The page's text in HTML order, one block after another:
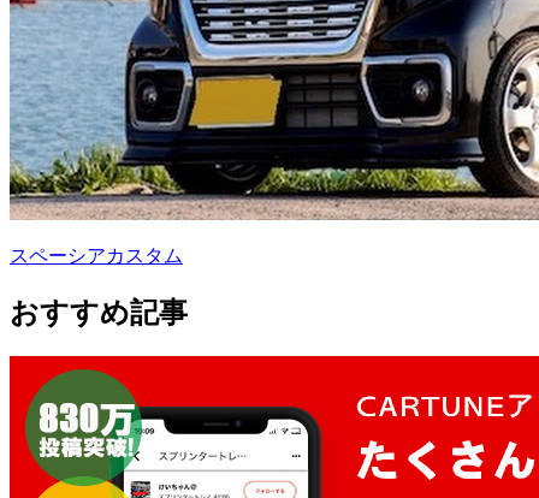
スペーシアカスタム
おすすめ記事